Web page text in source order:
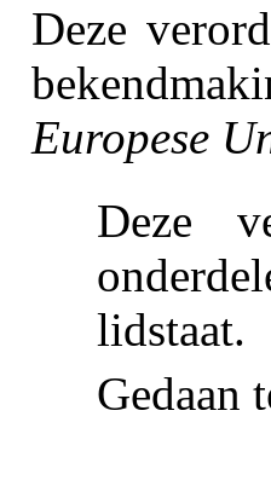
Deze
Europese
Deze
lidstaat.
Gedaan